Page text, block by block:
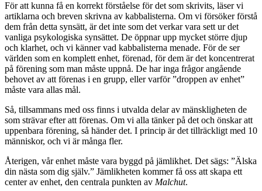
För att kunna få en korrekt förståelse för det som skrivits, läser vi
artiklarna och breven skrivna av kabbalisterna. Om vi försöker förstå
dem från detta synsätt, är det inte som det verkar vara sett ur det
vanliga psykologiska synsättet. De öppnar upp mycket större djup
och klarhet, och vi känner vad kabbalisterna menade. För de ser
världen som en komplett enhet, förenad, för dem är det koncentrerat
på förening som man måste uppnå. De har inga frågor angående
behovet av att förenas i en grupp, eller varför ”droppen av enhet”
måste vara allas mål.
Så, tillsammans med oss finns i utvalda delar av mänskligheten de
som strävar efter att förenas. Om vi alla tänker på det och önskar att
uppenbara förening, så händer det. I princip är det tillräckligt med 10
människor, och vi är många fler.
Återigen, vår enhet måste vara byggd på jämlikhet. Det sägs: ”Älska
din nästa som dig själv.” Jämlikheten kommer få oss att skapa ett
center av enhet, den centrala punkten av Malchut.